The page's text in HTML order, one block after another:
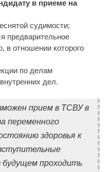
в приеме на
судимости;
предварительное
в отношении которого
по делам
дел.
прием в ТСВУ в
переменного
здоровья к
проходить